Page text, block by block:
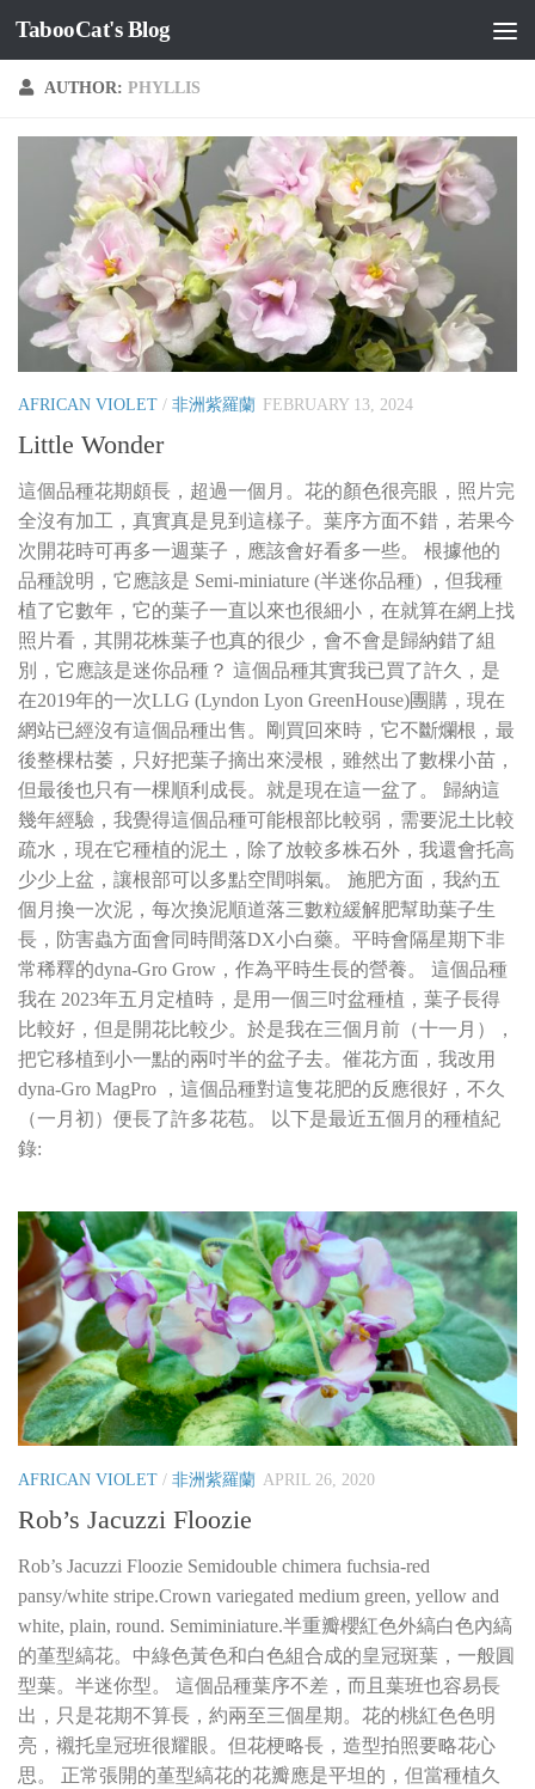
Skip to content
TabooCat's Blog
AUTHOR: PHYLLIS
AFRICAN VIOLET / 非洲紫羅蘭 FEBRUARY 13, 2024
Little Wonder
這個品種花期頗長，超過一個月。花的顏色很亮眼，照片完
全沒有加工，真實真是見到這樣子。葉序方面不錯，若果今
次開花時可再多一週葉子，應該會好看多一些。 根據他的
品種說明，它應該是 Semi-miniature (半迷你品種) ，但我種
植了它數年，它的葉子一直以來也很細小，在就算在網上找
照片看，其開花株葉子也真的很少，會不會是歸納錯了組
別，它應該是迷你品種？ 這個品種其實我已買了許久，是
在2019年的一次LLG (Lyndon Lyon GreenHouse)團購，現在
網站已經沒有這個品種出售。剛買回來時，它不斷爛根，最
後整棵枯萎，只好把葉子摘出來浸根，雖然出了數棵小苗，
但最後也只有一棵順利成長。就是現在這一盆了。 歸納這
幾年經驗，我覺得這個品種可能根部比較弱，需要泥土比較
疏水，現在它種植的泥土，除了放較多株石外，我還會托高
少少上盆，讓根部可以多點空間唞氣。 施肥方面，我約五
個月換一次泥，每次換泥順道落三數粒緩解肥幫助葉子生
長，防害蟲方面會同時間落DX小白藥。平時會隔星期下非
常稀釋的dyna-Gro Grow，作為平時生長的營養。 這個品種
我在 2023年五月定植時，是用一個三吋盆種植，葉子長得
比較好，但是開花比較少。於是我在三個月前（十一月），
把它移植到小一點的兩吋半的盆子去。催花方面，我改用
dyna-Gro MagPro ，這個品種對這隻花肥的反應很好，不久
（一月初）便長了許多花苞。 以下是最近五個月的種植紀
錄:
AFRICAN VIOLET / 非洲紫羅蘭 APRIL 26, 2020
Rob’s Jacuzzi Floozie
Rob’s Jacuzzi Floozie Semidouble chimera fuchsia-red
pansy/white stripe.Crown variegated medium green, yellow and
white, plain, round. Semiminiature.半重瓣櫻紅色外縞白色內縞
的堇型縞花。中綠色黃色和白色組合成的皇冠斑葉，一般圓
型葉。半迷你型。 這個品種葉序不差，而且葉班也容易長
出，只是花期不算長，約兩至三個星期。花的桃紅色色明
亮，襯托皇冠班很耀眼。但花梗略長，造型拍照要略花心
思。 正常張開的堇型縞花的花瓣應是平坦的，但當種植久